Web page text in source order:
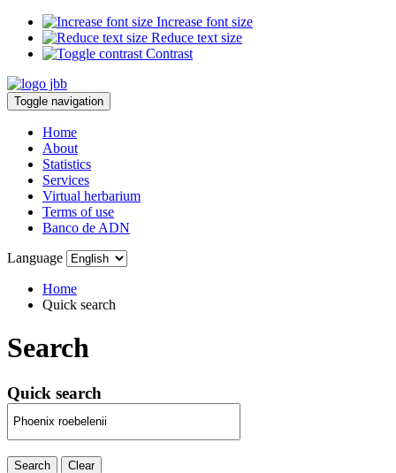
Increase font size
Reduce text size
Contrast
Toggle navigation
Home
About
Statistics
Services
Virtual herbarium
Terms of use
Banco de ADN
Language
Home
Quick search
Search
Quick search
Search Clear